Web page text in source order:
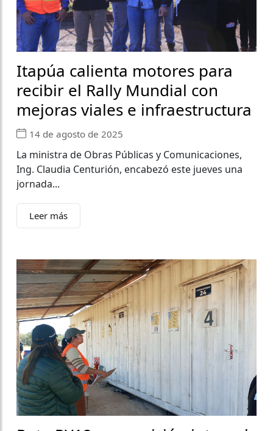
Itapúa calienta motores para
recibir el Rally Mundial con
mejoras viales e infraestructura
14 de agosto de 2025
La ministra de Obras Públicas y Comunicaciones,
Ing. Claudia Centurión, encabezó este jueves una
jornada...
Leer más